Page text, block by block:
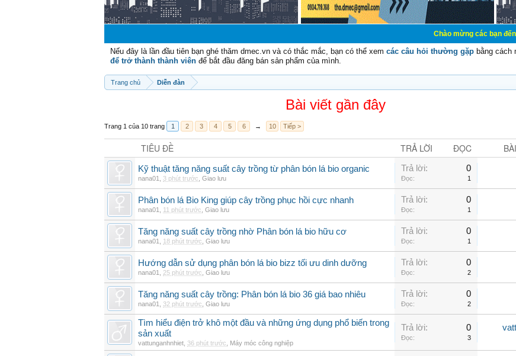
Chào mừng các bạn đến với Diễn
Nếu đây là lần đầu tiên bạn ghé thăm dmec.vn và có thắc mắc, bạn có thể xem các câu hỏi thường gặp bằng cách
để trở thành thành viên để bắt đầu đăng bán sản phẩm của mình.
Trang chủ Diễn đàn
Bài viết gần đây
Trang 1 của 10 trang 1 2 3 4 5 6 → 10 Tiếp >
TIÊU ĐỀ TRẢ LỜI ĐỌC
Kỹ thuật tăng năng suất cây trồng từ phân bón lá bio organic
nana01 3 phút trước Giao lưu
Trả lời: 0
Đọc: 1
Phân bón lá Bio King giúp cây trồng phục hồi cực nhanh
nana01 11 phút trước Giao lưu
Trả lời: 0
Đọc: 1
Tăng năng suất cây trồng nhờ Phân bón lá bio hữu cơ
nana01 18 phút trước Giao lưu
Trả lời: 0
Đọc: 1
Hướng dẫn sử dụng phân bón lá bio bizz tối ưu dinh dưỡng
nana01 25 phút trước Giao lưu
Trả lời: 0
Đọc: 2
Tăng năng suất cây trồng: Phân bón lá bio 36 giá bao nhiêu
nana01 32 phút trước Giao lưu
Trả lời: 0
Đọc: 2
Tìm hiểu điện trở khô một đầu và những ứng dụng phổ biến trong
sản xuất
vattunganhnhiet 36 phút trước Máy móc công nghiệp
Trả lời: 0
Đọc: 3